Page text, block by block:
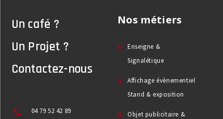
Un café ?
Un Projet ?
Contactez-nous
04 79 52 42 89
Nos métiers
Enseigne &
Signalétique
Affichage évènementiel
Stand & exposition
Objet publicitaire &